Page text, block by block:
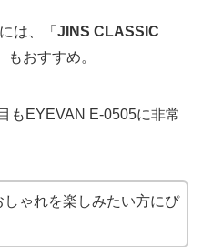
は、「 JINS CLASSIC
」もおすすめ。
もEYEVAN E-0505に非常
ゃれを楽しみたい方にぴ